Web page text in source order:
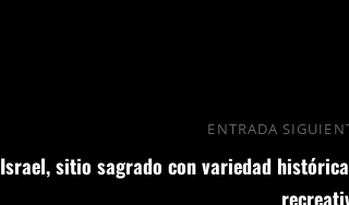
ENTRADA
Israel, sitio sagrado con variedad